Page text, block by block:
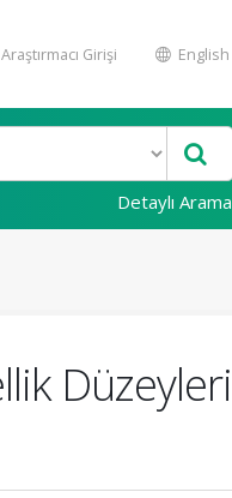
Araştırmacı Girişi English
Detaylı Arama
Düzeyleri